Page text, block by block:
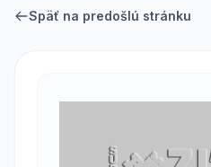
Späť na predošlú stránku